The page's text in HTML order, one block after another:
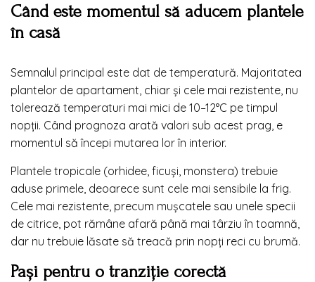
Când este momentul să aducem plantele
în casă
Semnalul principal este dat de temperatură. Majoritatea
plantelor de apartament, chiar și cele mai rezistente, nu
tolerează temperaturi mai mici de 10–12°C pe timpul
nopții. Când prognoza arată valori sub acest prag, e
momentul să începi mutarea lor în interior.
Plantele tropicale (orhidee, ficuși, monstera) trebuie
aduse primele, deoarece sunt cele mai sensibile la frig.
Cele mai rezistente, precum mușcatele sau unele specii
de citrice, pot rămâne afară până mai târziu în toamnă,
dar nu trebuie lăsate să treacă prin nopți reci cu brumă.
Pași pentru o tranziție corectă